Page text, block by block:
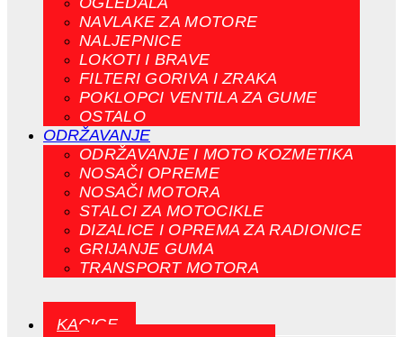
NAVLAKE ZA MOTORE
NALJEPNICE
LOKOTI I BRAVE
FILTERI GORIVA I ZRAKA
POKLOPCI VENTILA ZA GUME
OSTALO
ODRŽAVANJE
ODRŽAVANJE I MOTO KOZMETIKA
NOSAČI OPREME
NOSAČI MOTORA
STALCI ZA MOTOCIKLE
DIZALICE I OPREMA ZA RADIONICE
GRIJANJE GUMA
TRANSPORT MOTORA
KACIGE